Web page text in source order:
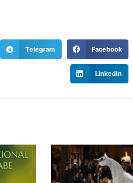
Telegram Facebook
LinkedIn